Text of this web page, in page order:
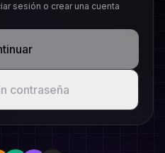
sesión o crear una cuenta
contraseña